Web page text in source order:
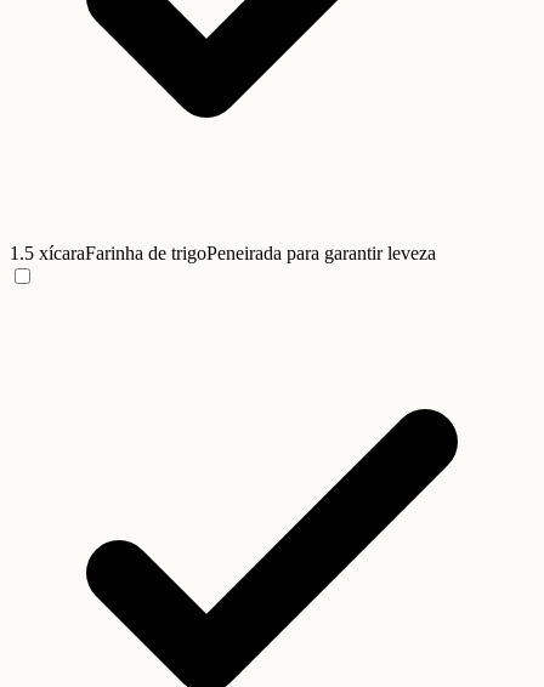
1.5 xícaraFarinha de trigoPeneirada para garantir leveza